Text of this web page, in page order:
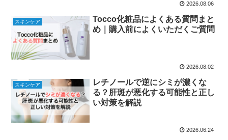
2026.08.06
スキンケア
Tocco化粧品によくある質問まと
め｜購入前によくいただくご質問
2026.08.02
スキンケア
レチノールで逆にシミが濃くな
る？肝斑が悪化する可能性と正し
い対策を解説
2026.06.24